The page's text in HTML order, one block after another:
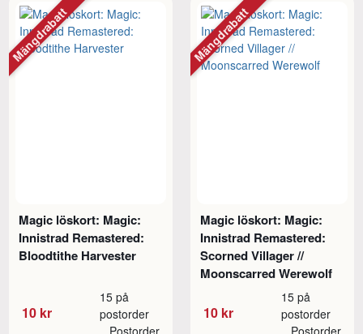
Magic löskort: Magic:
Innistrad Remastered:
Bloodtithe Harvester
10 kr
15 på
postorder
Mängdrabatt
Magic löskort: Magic:
Innistrad Remastered:
Scorned Villager //
Moonscarred Werewolf
10 kr
15 på
postorder
Mängdrabatt